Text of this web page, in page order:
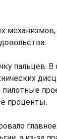
пальцев. В
пилотные
проценты.